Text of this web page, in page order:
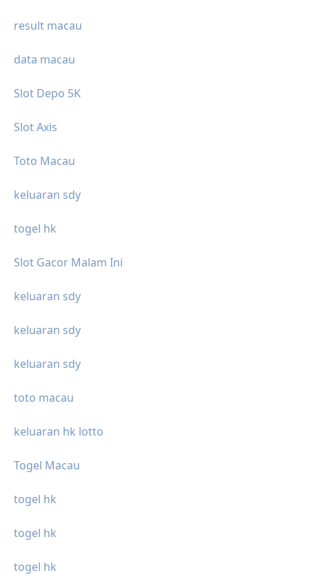
result macau
data macau
Slot Depo 5K
Slot Axis
Toto Macau
keluaran sdy
togel hk
Slot Gacor Malam Ini
keluaran sdy
keluaran sdy
keluaran sdy
toto macau
keluaran hk lotto
Togel Macau
togel hk
togel hk
togel hk